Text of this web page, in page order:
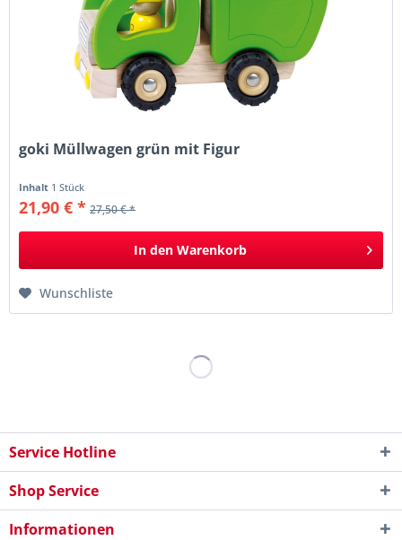
goki Müllwagen grün mit Figur
Inhalt 1 Stück
21,90 € * 27,50 € *
In den Warenkorb
Wunschliste
Service Hotline
Shop Service
Informationen